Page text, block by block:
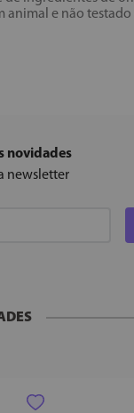
animal e não testado
novidades
newsletter